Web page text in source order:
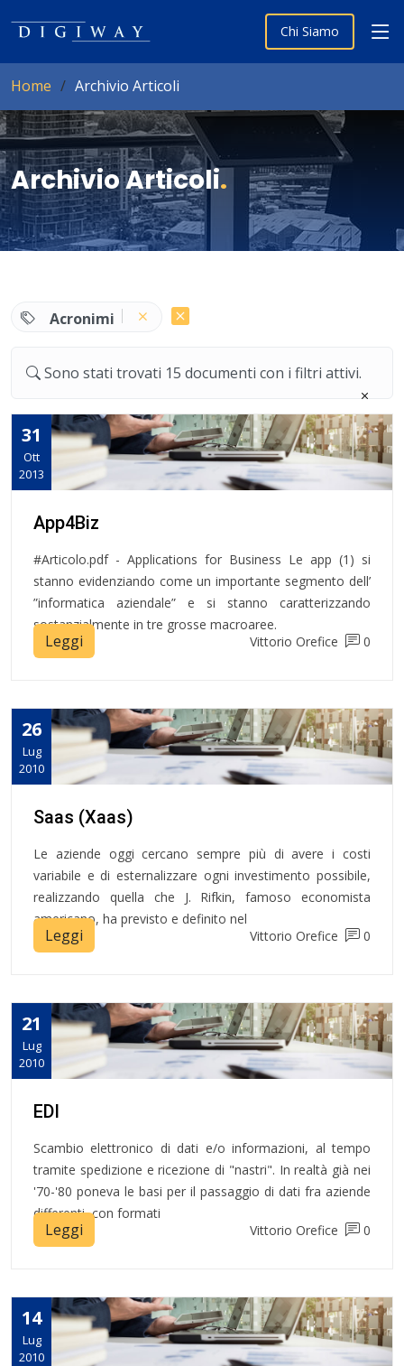
Chi Siamo
Home Archivio Articoli
Archivio Articoli.
Acronimi
Sono stati trovati 15 documenti con i filtri attivi.
31
Ott
2013
App4Biz
#Articolo.pdf - Applications for Business Le app (1) si
stanno evidenziando come un importante segmento dell’
”informatica aziendale” e si stanno caratterizzando
sostanzialmente in tre grosse macroaree.
Leggi Vittorio Orefice 0
26
Lug
2010
Saas (Xaas)
Le aziende oggi cercano sempre più di avere i costi
variabile e di esternalizzare ogni investimento possibile,
realizzando quella che J. Rifkin, famoso economista
americano, ha previsto e definito nel
Leggi Vittorio Orefice 0
21
Lug
2010
EDI
Scambio elettronico di dati e/o informazioni, al tempo
tramite spedizione e ricezione di "nastri". In realtà già nei
'70-'80 poneva le basi per il passaggio di dati fra aziende
differenti, con formati
Leggi Vittorio Orefice 0
14
Lug
2010